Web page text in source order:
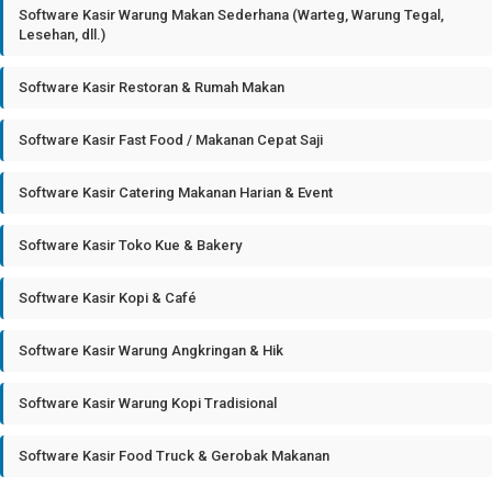
Software Kasir Warung Makan Sederhana (Warteg, Warung Tegal,
Lesehan, dll.)
Software Kasir Restoran & Rumah Makan
Software Kasir Fast Food / Makanan Cepat Saji
Software Kasir Catering Makanan Harian & Event
Software Kasir Toko Kue & Bakery
Software Kasir Kopi & Café
Software Kasir Warung Angkringan & Hik
Software Kasir Warung Kopi Tradisional
Software Kasir Food Truck & Gerobak Makanan